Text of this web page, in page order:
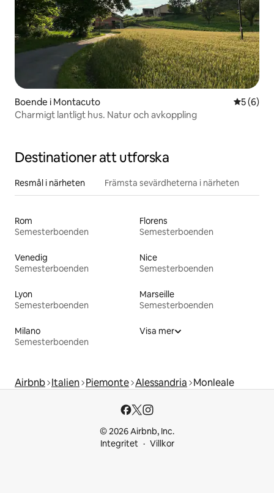
Boende i Montacuto 5 av 5 i
5 (6)
Charmigt lantligt hus. Natur och avkoppling
Destinationer att utforska
Resmål i närheten Främsta sevärdheterna i närheten
Rom
Semesterboenden
Florens
Semesterboenden
Venedig
Semesterboenden
Nice
Semesterboenden
Lyon
Semesterboenden
Marseille
Semesterboenden
Milano
Semesterboenden
Visa mer
Airbnb Italien Piemonte Alessandria Monleale
© 2026 Airbnb, Inc.
Integritet
Villkor